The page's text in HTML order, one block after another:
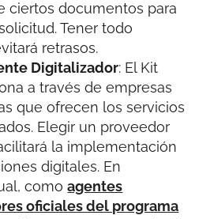
ciertos documentos para
Tener todo
retrasos.
Digitalizador: El Kit
a través de empresas
que ofrecen los servicios
Elegir un proveedor
la implementación
digitales. En
comoagentes
oficiales del programa